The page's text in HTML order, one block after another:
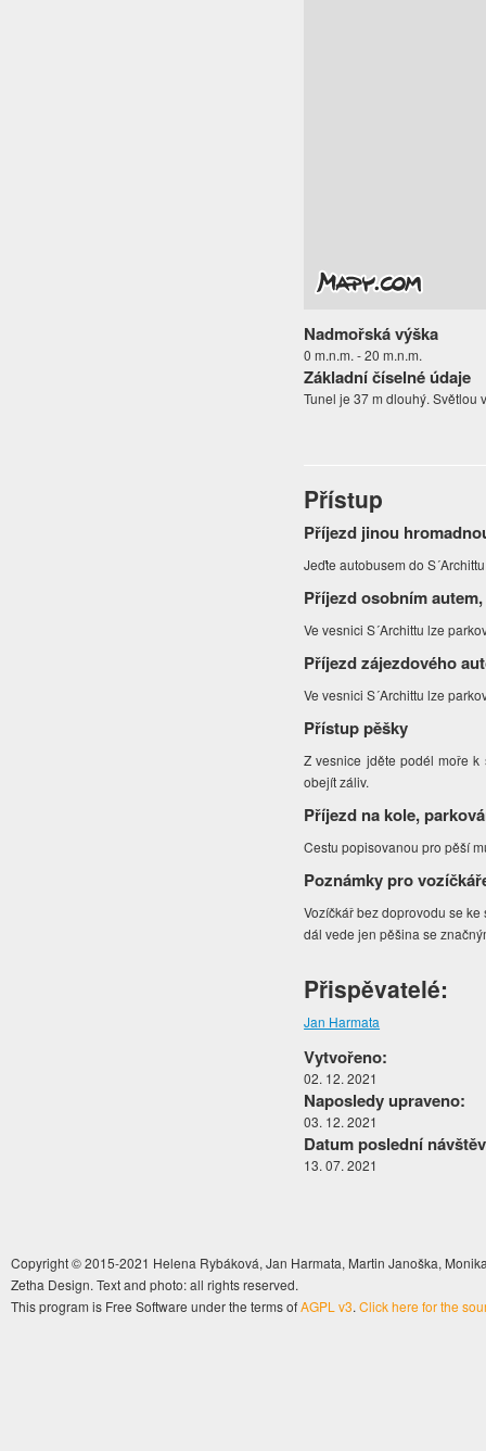
Nadmořská výška
0 m.n.m. - 20 m.n.m.
Základní číselné údaje
Tunel je 37 m dlouhý. Světlou
Přístup
Příjezd jinou
Jeďte autobusem do
Příjezd osobním
Ve vesnici S´Archittu lze
Příjezd zájezdového
Ve vesnici S´Archittu lze
Přístup pěšky
Z vesnice jděte podél moře
obejít záliv.
Příjezd na kole,
Cestu popisovanou pro pěší
Poznámky pro
Vozíčkář bez doprovodu se
dál vede jen pěšina se
Přispěvatelé:
Jan Harmata
Vytvořeno:
02. 12. 2021
Naposledy upraveno:
03. 12. 2021
Datum poslední
13. 07. 2021
Copyright © 2015-2021 Helena Rybáková, Jan Harmata, Martin Janoška,
Zetha Design. Text and photo: all rights reserved.
This program is Free Software under the terms ofAGPL v3. Click here for the